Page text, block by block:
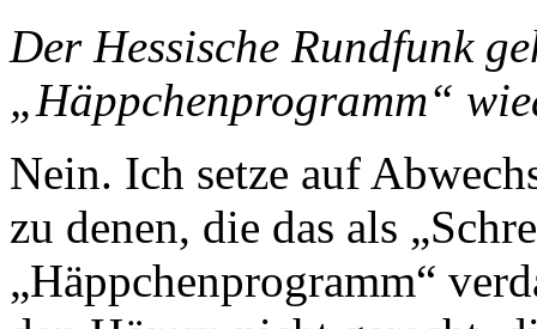
Der Hessische Rundfunk
„Häppchenprogramm“
Nein. Ich setze auf
zu denen, die das als
„Häppchenprogramm“